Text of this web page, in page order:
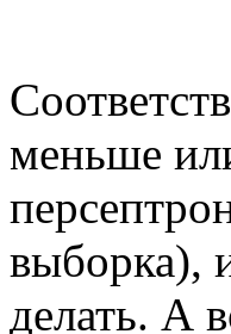
меньше
выборка),
делать. А